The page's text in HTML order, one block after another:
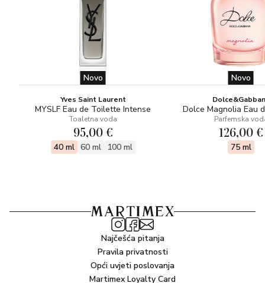
Novo
Yves Saint Laurent
MYSLF Eau de Toilette Intense
Toaletna voda
95,00 €
40 ml 60 ml 100 ml
Novo
Dolce Magnolia Eau
Parfemska
126,00 €
75 ml
Najčešća pitanja
Pravila privatnosti
Opći uvjeti poslovanja
Martimex Loyalty Card